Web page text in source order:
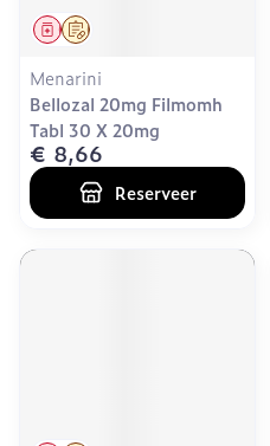
Op voorschrift
Geneesmiddel
Menarini
Bellozal 20mg Filmomh
Tabl 30 X 20mg
€ 8,66
Reserveer